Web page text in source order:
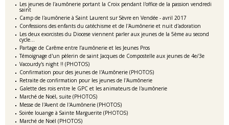
Les jeunes de l'aumônerie portant la Croix pendant l'office de la passion vendredi
saint
Camp de l'aumônerie à Saint Laurent sur Sèvre en Vendée - avril 2017
Confessions des enfants du catéchisme et de l'Aumônerie et nuit d'adoration
Les deux exorcistes du Diocese viennent parler aux jeunes de la 5ème au second
cycle...
Partage de Carême entre l’aumônerie et les Jeunes Pros
Témoignage d'un pèlerin de saint Jacques de Compostelle aux jeunes de 4e/3e
Vacourdy's night !! (PHOTOS)
Confirmation pour des jeunes de l'Aumônerie (PHOTOS)
Retraite de confirmation pour les jeunes de l'Aumônerie
Galette des rois entre le GPC et les animateurs de l'aumônerie
Marché de Noël, suite (PHOTOS)
Messe de l'Avent de l'Aumônerie (PHOTOS)
Soirée louange à Sainte Marguerite (PHOTOS)
Marché de Noël (PHOTOS)